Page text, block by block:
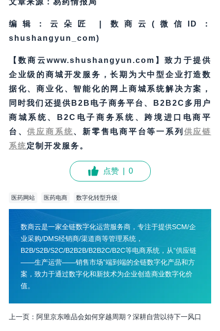
文章来源：易药情报局
编辑：云朵匠 | 数商云(微信ID：
shushangyun_com)
【数商云www.shushangyun.com】致力于提供
企业级的商城开发服务，长期为大中型企业打造数
据化、商业化、智能化的网上商城系统解决方案，
同时我们还提供B2B电子商务平台、B2B2C多用户
商城系统、B2C电子商务系统、跨境进口电商平
台、供应商系统、新零售电商平台等一系列 供应链
系统定制开发服务。
点赞 0
医药网站 医药电商 数字化转型升级
数商云是一家全链数字化运营服务商，专注于提供SCM/企
业采购/DMS经销商/渠道商等管理系统，
B2B/S2B/S2C/B2B2B/B2B2C/B2C等电商系统，从“供应链
——生产运营——销售市场”端到端的全链数字化产品和方
案，致力于通过数字化和新技术为企业创造商业数字化价
值。
上一页： 阿里京东唯品会如何穿越周期？深耕自营以待下一风口